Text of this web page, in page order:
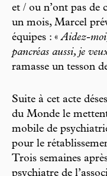
et / ou n’ont pas de
un mois, Marcel
équipes : «Aidez-
pancréas aussi, je
ramasse un tesson
Suite à cet acte
du Monde le
mobile de
pour le
Trois semaines
psychiatre de